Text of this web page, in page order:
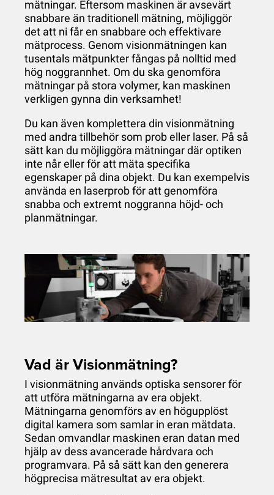
mätningar. Eftersom maskinen är avsevärt
snabbare än traditionell mätning, möjliggör
det att ni får en snabbare och effektivare
mätprocess. Genom visionmätningen kan
tusentals mätpunkter fångas på nolltid med
hög noggrannhet. Om du ska genomföra
mätningar på stora volymer, kan maskinen
verkligen gynna din verksamhet!
Du kan även komplettera din visionmätning
med andra tillbehör som prob eller laser. På så
sätt kan du möjliggöra mätningar där optiken
inte når eller för att mäta specifika
egenskaper på dina objekt. Du kan exempelvis
använda en laserprob för att genomföra
snabba och extremt noggranna höjd- och
planmätningar.
Vad är Visionmätning?
I visionmätning används optiska sensorer för
att utföra mätningarna av era objekt.
Mätningarna genomförs av en högupplöst
digital kamera som samlar in eran mätdata.
Sedan omvandlar maskinen eran datan med
hjälp av dess avancerade hårdvara och
programvara. På så sätt kan den generera
högprecisa mätresultat av era objekt.